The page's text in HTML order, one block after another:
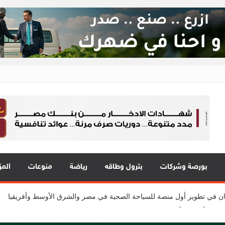
24
قلب الحدث
بورصة وشركات بترول وطاقه رياضة منوعات
يقدمون 7 مشاريع واعدة
للشباب” ويقدم العديد من العروض المجانية دعمًا للشمول المالي تحت